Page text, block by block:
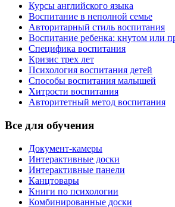
Курсы английского языка
Воспитание в неполной семье
Авторитарный стиль воспитания
Воспитание ребенка: кнутом или
Специфика воспитания
Кризис трех лет
Психология воспитания детей
Способы воспитания малышей
Хитрости воспитания
Авторитетный метод воспитания
Все для обучения
Документ-камеры
Интерактивные доски
Интерактивные панели
Канцтовары
Книги по психологии
Комбинированные доски